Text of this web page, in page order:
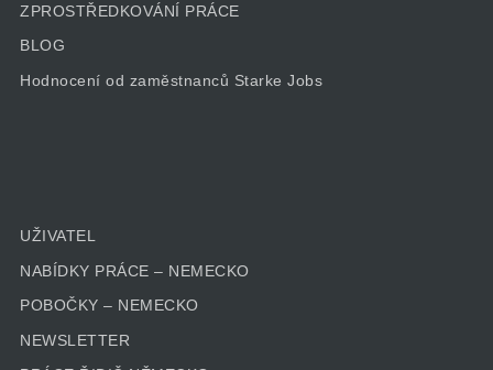
ZPROSTŘEDKOVÁNÍ PRÁCE
BLOG
Hodnocení od zaměstnanců Starke Jobs
UŽIVATEL
NABÍDKY PRÁCE – NEMECKO
POBOČKY – NEMECKO
NEWSLETTER